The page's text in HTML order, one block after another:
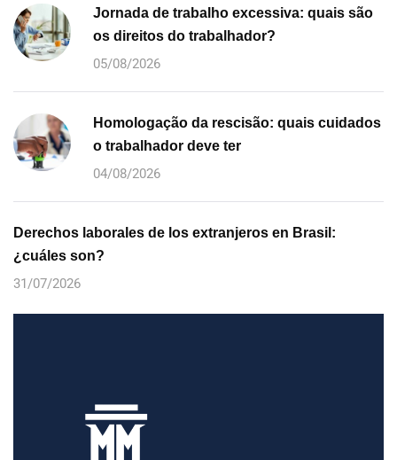
Jornada de trabalho excessiva: quais são
os direitos do trabalhador?
05/08/2026
Homologação da rescisão: quais cuidados
o trabalhador deve ter
04/08/2026
Derechos laborales de los extranjeros en Brasil:
¿cuáles son?
31/07/2026